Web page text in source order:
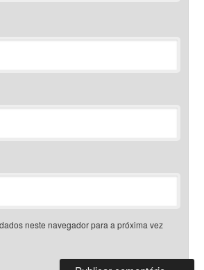
neste navegador para a próxima vez